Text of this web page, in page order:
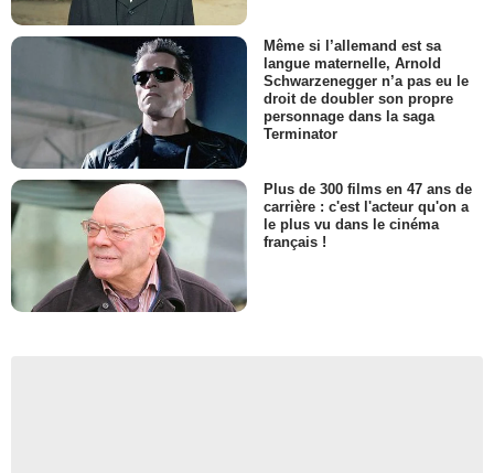
Même si l’allemand est sa
langue maternelle, Arnold
Schwarzenegger n’a pas eu le
droit de doubler son propre
personnage dans la saga
Terminator
Plus de 300 films en 47 ans de
carrière : c'est l'acteur qu'on a
le plus vu dans le cinéma
français !